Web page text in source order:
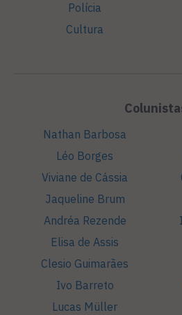
Polícia
Cultura
Nathan Barbosa
Léo Borges
Viviane de Cássia
Jaqueline Brum
Andréa Rezende
Elisa de Assis
Clesio Guimarães
Ivo Barreto
Lucas Müller